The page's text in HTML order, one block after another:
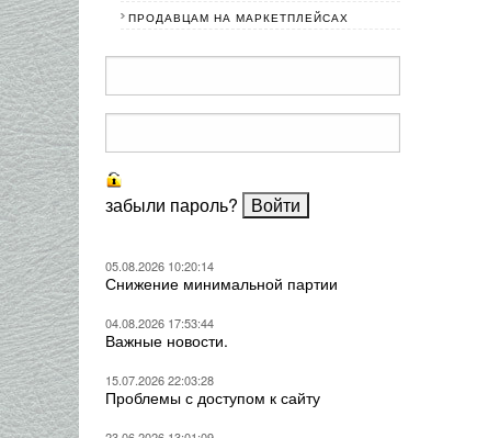
ПРОДАВЦАМ НА МАРКЕТПЛЕЙСАХ
забыли пароль?
05.08.2026 10:20:14
Снижение минимальной партии
04.08.2026 17:53:44
Важные новости.
15.07.2026 22:03:28
Проблемы с доступом к сайту